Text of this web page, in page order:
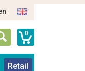
0
Retail